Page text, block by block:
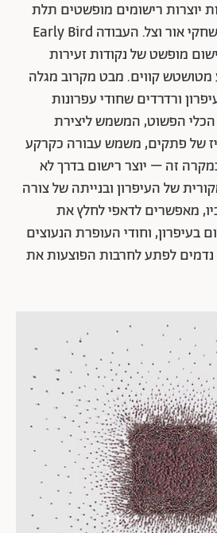
יוצרות רישומים מופשטים תלת
ממדיים בעזרתם של משחקי אור וצל. העבודה Early Bird
מופשט של נקודות זעירות
מטושטש קווים. מבט מקרוב מגלה
ורדרדים שחודי עפרונות
הפשוט, המשמש ליצירת
של פתקים, משמש עבורה כקרקע
זה – יוצר רישום בדרך לא
של העיפרון ובנייתה של צורה
מאפשרים לדאפי לחלץ את
בעיפרון, וחודי העופרת הנעוצים
נדמים לפתע לחרבות הפוצעות את